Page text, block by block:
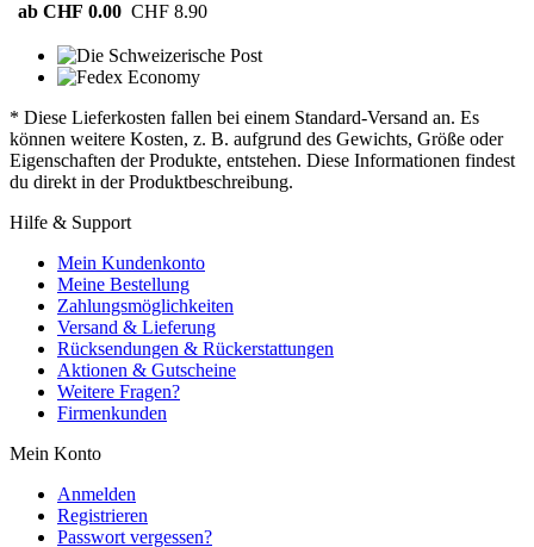
ab CHF 0.00 CHF 8.90
* Diese Lieferkosten fallen bei einem Standard-Versand an. Es
können weitere Kosten, z. B. aufgrund des Gewichts, Größe oder
Eigenschaften der Produkte, entstehen. Diese Informationen findest
du direkt in der Produktbeschreibung.
Hilfe & Support
Mein Kundenkonto
Meine Bestellung
Zahlungsmöglichkeiten
Versand & Lieferung
Rücksendungen & Rückerstattungen
Aktionen & Gutscheine
Weitere Fragen?
Firmenkunden
Mein Konto
Anmelden
Registrieren
Passwort vergessen?